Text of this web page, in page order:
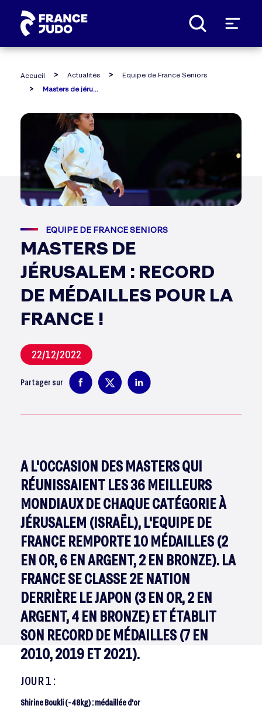
Accueil Actualités
Equipe de France Seniors
EQUIPE DE FRANCE SENIORS
MASTERS DE
JÉRUSALEM : RECORD
DE MÉDAILLES POUR LA
FRANCE !
22/12/2022
Partager sur
A L'OCCASION DES MASTERS QUI
RÉUNISSAIENT LES 36 MEILLEURS
MONDIAUX DE CHAQUE CATÉGORIE À
JÉRUSALEM (ISRAËL), L'EQUIPE DE
FRANCE REMPORTE 10 MÉDAILLES (2
EN OR, 6 EN ARGENT, 2 EN BRONZE). LA
FRANCE SE CLASSE 2E NATION
DERRIÈRE LE JAPON (3 EN OR, 2 EN
ARGENT, 4 EN BRONZE) ET ÉTABLIT
SON RECORD DE MÉDAILLES (7 EN
2010, 2019 ET 2021).
JOUR 1 :
Shirine Boukli (-48kg) : médaillée d'or